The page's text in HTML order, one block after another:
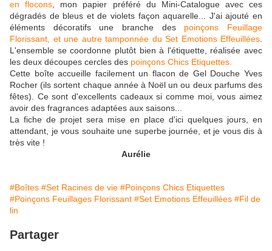
en flocons , mon papier préféré du Mini-Catalogue avec ces
dégradés de bleus et de violets façon aquarelle... J'ai ajouté en
éléments décoratifs une branche des poinçons Feuillage
Florissant, et une autre tamponnée du Set Emotions Effeuillées
L'ensemble se coordonne plutôt bien à l'étiquette, réalisée avec
les deux découpes cercles des poinçons Chics Etiquettes.
Cette boîte accueille facilement un flacon de Gel Douche Yves
Rocher (ils sortent chaque année à Noël un ou deux parfums des
fêtes). Ce sont d'excellents cadeaux si comme moi, vous aimez
avoir des fragrances adaptées aux saisons...
La fiche de projet sera mise en place d'ici quelques jours, en
attendant, je vous souhaite une superbe journée, et je vous dis à
très vite !
Aurélie
#Boîtes #Set Racines de vie #Poinçons Chics Etiquettes
#Poinçons Feuillages Florissant #Set Emotions Effeuillées #Fil de
lin
Partager